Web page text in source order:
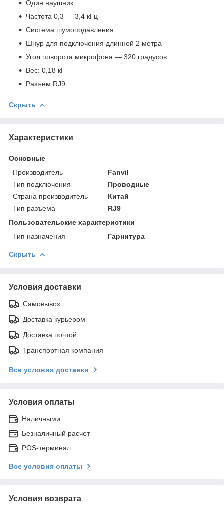
Один наушник
Частота 0,3 — 3,4 кГц
Система шумоподавления
Шнур для подключения длинной 2 метра
Угол поворота микрофона — 320 градусов
Вес: 0,18 кГ
Разъём RJ9
Скрыть
Характеристики
Основные
Производитель
Fanvil
Тип подключения
Проводные
Страна производитель
Китай
Тип разъема
RJ9
Пользовательские характеристики
Тип назначения
Гарнитура
Скрыть
Условия доставки
Самовывоз
Доставка курьером
Доставка почтой
Транспортная компания
Все условия доставки
Условия оплаты
Наличными
Безналичный расчет
POS-терминал
Все условия оплаты
Условия возврата